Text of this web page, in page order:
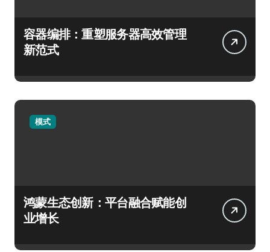
容器编排：重塑服务器高效管理
新范式
模式
鸿蒙生态创新：平台融合赋能创
业增长